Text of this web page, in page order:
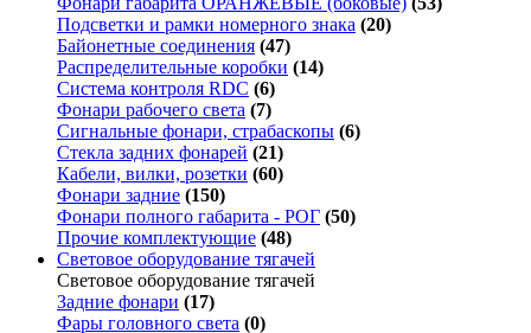
Подсветки и рамки номерного знака (20)
Байонетные соединения (47)
Распределительные коробки (14)
Система контроля RDC (6)
Фонари рабочего света (7)
Сигнальные фонари, страбаскопы (6)
Стекла задних фонарей (21)
Кабели, вилки, розетки (60)
Фонари задние (150)
Фонари полного габарита - РОГ (50)
Прочие комплектующие (48)
Световое оборудование тягачей
Световое оборудование тягачей
Задние фонари (17)
Фары головного света (0)